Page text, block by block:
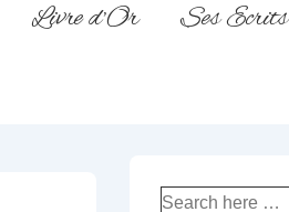
Livre d’Or Ses Ecrits
Recherche